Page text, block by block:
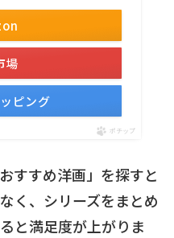
場
ピング
ポチップ
すすめ洋画」を探すと
く、シリーズをまとめ
と満足度が上がりま